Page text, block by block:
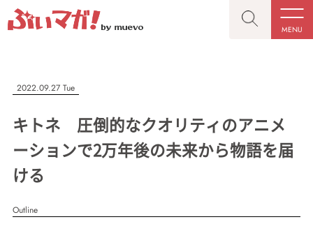
MENU
CLOSE
記事を検索する
#VTuber/VSinger #男性 #女性 #バ美肉 #男の娘
CLOSE
“推しへの応援を形にする”VTuber専門メディア
記事一覧
2022.09.27 Tue
キトネ 圧倒的なクオリティのアニメ
ーションで2万年後の未来から物語を届
ける
Outline